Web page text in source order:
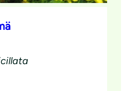
pölyttäjäkasvi